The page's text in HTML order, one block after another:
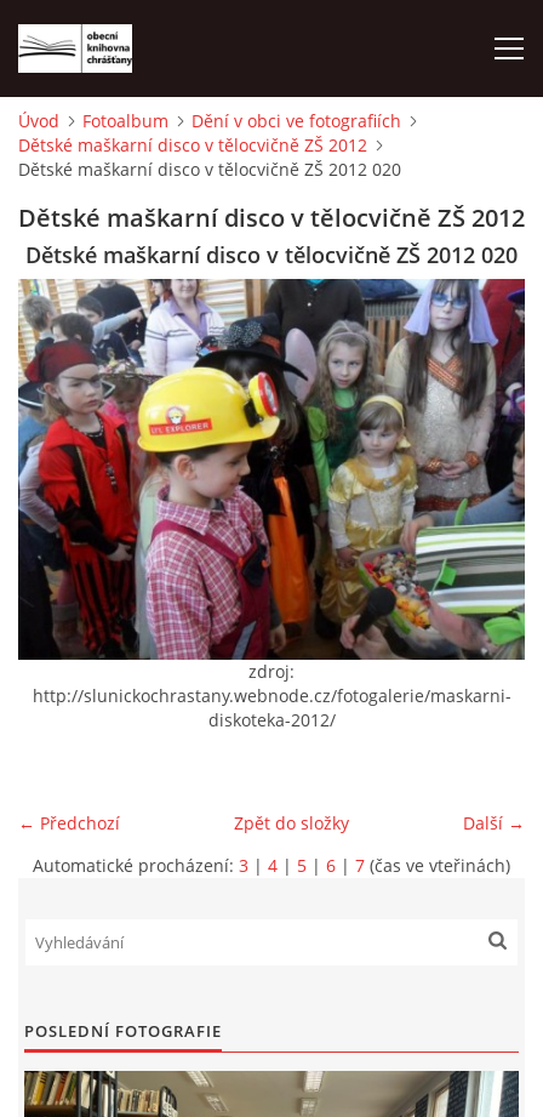
ÚVOD
LETNÍ KINO 2026
VÝPŮJČNÍ DOBA
KONTAKTY
ON-LINE KATALOG
WEBOVÁ KAMERA
VIDEA Z DRONU
STREET ART
ČASOSBĚRY - CHRÁŠŤANY
GRANTY A DOTACE
MOBILNÍ APLIKACE
Úvod Fotoalbum
Dění v obci ve fotografiích
Dětské maškarní disco v tělocvičně ZŠ 2012
Dětské maškarní disco v tělocvičně ZŠ 2012 020
Dětské maškarní disco v tělocvičně ZŠ 2012
Dětské maškarní disco v tělocvičně ZŠ 2012 020
zdroj:
http://slunickochrastany.webnode.cz/fotogalerie/maskarni-
diskoteka-2012/
← Předchozí Další →
Zpět do složky
Automatické procházení: 3 | 4 | 5 | 6 | 7 (čas ve vteřinách)
POSLEDNÍ FOTOGRAFIE